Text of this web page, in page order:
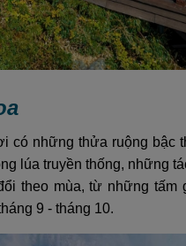
có những thửa ruộng bậc
lúa truyền thống, những
theo mùa, từ những tấm
9 - tháng 10.